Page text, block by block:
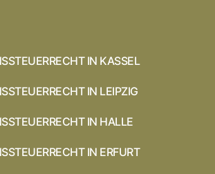
IN KASSEL
IN LEIPZIG
IN HALLE
IN ERFURT